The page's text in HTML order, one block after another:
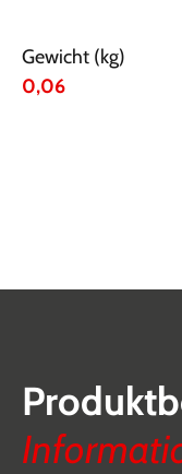
Gewicht (kg)
0,06